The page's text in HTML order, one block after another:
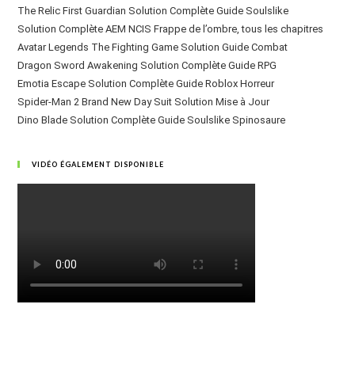
The Relic First Guardian Solution Complète Guide Soulslike
Solution Complète AEM NCIS Frappe de l’ombre, tous les chapitres
Avatar Legends The Fighting Game Solution Guide Combat
Dragon Sword Awakening Solution Complète Guide RPG
Emotia Escape Solution Complète Guide Roblox Horreur
Spider-Man 2 Brand New Day Suit Solution Mise à Jour
Dino Blade Solution Complète Guide Soulslike Spinosaure
VIDÉO ÉGALEMENT DISPONIBLE